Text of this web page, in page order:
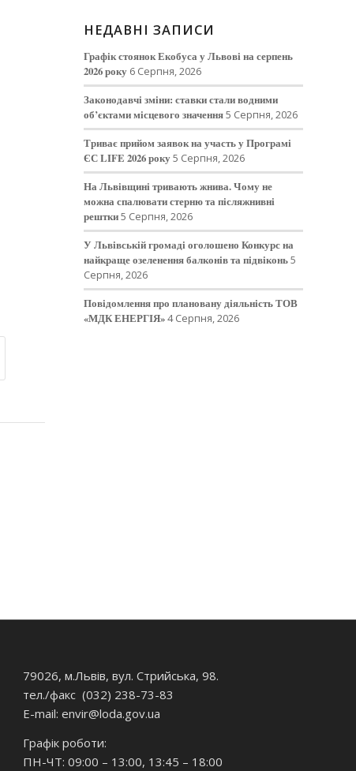
НЕДАВНІ ЗАПИСИ
Графік стоянок Екобуса у Львові на серпень
2026 року 6 Серпня, 2026
Законодавчі зміни: ставки стали водними
об’єктами місцевого значення5 Серпня, 2026
Триває прийом заявок на участь у Програмі
ЄС LIFE 2026 року5 Серпня, 2026
На Львівщині тривають жнива. Чому не
можна спалювати стерню та післяжнивні
рештки5 Серпня, 2026
У Львівській громаді оголошено Конкурс на
найкраще озеленення балконів та підвіконь5
Серпня, 2026
Повідомлення про плановану діяльність ТОВ
«МДК ЕНЕРГІЯ»4 Серпня, 2026
79026, м.Львів, вул. Стрийська, 98.
тел./факс (032) 238-73-83
E-mail: envir@loda.gov.ua
Графік роботи:
ПН-ЧТ: 09:00 – 13:00, 13:45 – 18:00